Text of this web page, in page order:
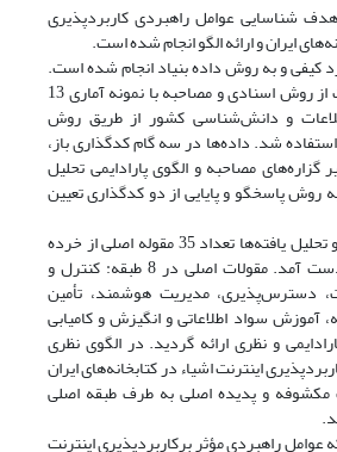
شناسایی عوامل راهبردی کاربردپذیری
ایران و ارائه الگو انجام شده است.
کیفی و به روش داده بنیاد انجام شده است.
برای جمع آوری اطلاعات از روش اسنادی و مصاحبه با نمونه آماری 13
و دانش‌شناسی کشور از طریق روش
شد. داده‌ها در سه گام کدگذاری باز،
گزاره‌های مصاحبه و الگوی پارادایمی تحلیل
پاسخگو و پایایی از دو کدگذاری تعیین
پس از تجزیه و تحلیل یافته‌ها تعداد 35 مقوله اصلی از خرده
مقولات و مفاهیم به دست آمد. مقولات اصلی در 8 طبقه: کنترل و
دسترس‌پذیری، مدیریت هوشمند، تأمین
آموزش سواد اطلاعاتی و انگیزش و کامیابی
و نظری ارائه گردید. در الگوی نظری
اینترنت اشیاء در کتابخانه‌های ایران
و پدیده اصلی به طرف طبقه اصلی
عوامل راهبردی مؤثر برکاربردپذیری اینترنت